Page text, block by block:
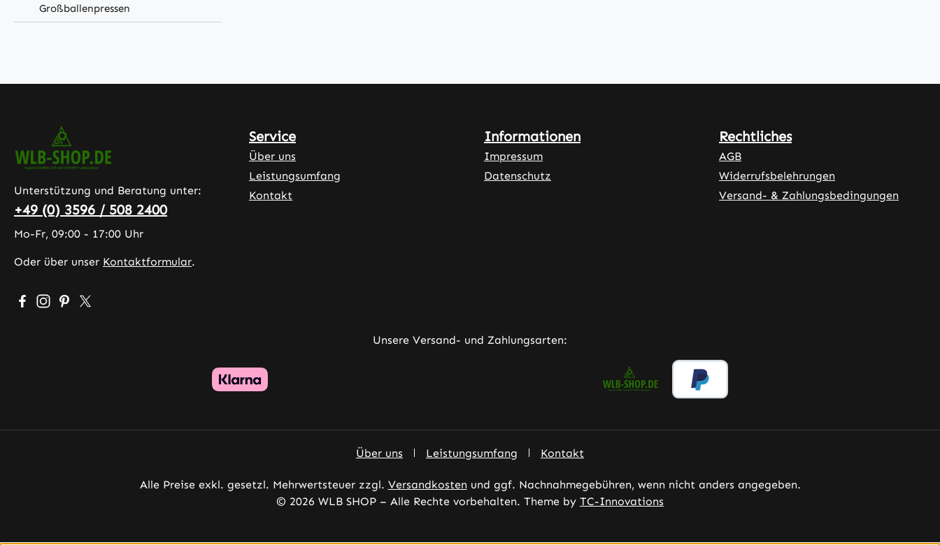
Großballenpressen
Unterstützung und Beratung unter:
+49 (0) 3596 / 508 2400
Mo-Fr, 09:00 - 17:00 Uhr
Oder über unser Kontaktformular.
Besuche uns auf Facebook – öffnet in neuem Tab (externer Link)
Schau auf Instagram vorbei – öffnet in neuem Tab (externer Link)
Lass dich auf Pinterest inspirieren – öffnet in neuem Tab (externer Link)
Folge uns auf X – öffnet in neuem Tab (externer Link)
Service
Über uns
Leistungsumfang
Kontakt
Informationen
Impressum
Datenschutz
Rechtliches
AGB
Widerrufsbelehrungen
Versand- & Zahlungsbedingungen
Unsere Versand- und Zahlungsarten:
Über uns Leistungsumfang Kontakt
Alle Preise exkl. gesetzl. Mehrwertsteuer zzgl. Versandkosten und ggf. Nachnahmegebühren, wenn nicht anders angegeben.
© 2026 WLB SHOP – Alle Rechte vorbehalten. Theme by TC-Innovations